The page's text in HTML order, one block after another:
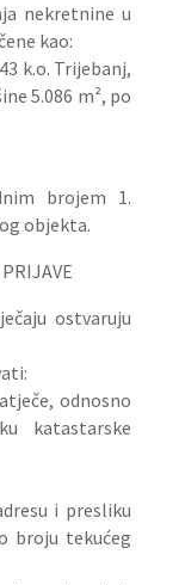
nekretnine u
kao:
k.o. Trijebanj,
5.086 m², po
brojem 1.
objekta.
ostvaruju
odnosno
katastarske
i presliku
broju tekućeg